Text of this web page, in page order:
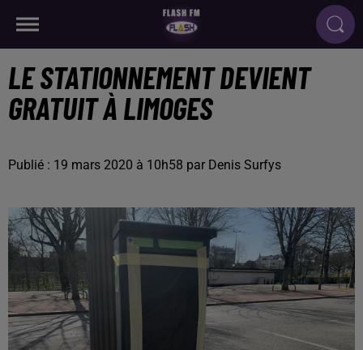
LE STATIONNEMENT DEVIENT
GRATUIT À LIMOGES
Publié : 19 mars 2020 à 10h58 par Denis Surfys